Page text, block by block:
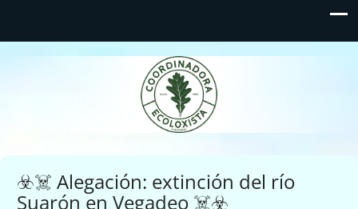
Coordinadora Ecoloxista
d'Asturies
☣️☠️ Alegación: extinción del río
Suarón en Vegadeo ☠️☣️